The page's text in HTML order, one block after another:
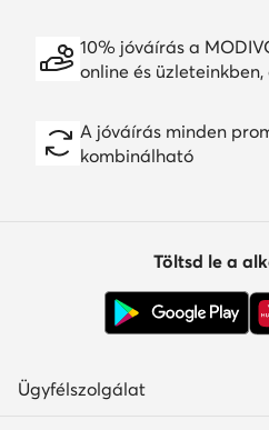
10% jóváírás a
online és
A jóváírás minden
kombinálható
Töltsd le a
Ügyfélszolgálat